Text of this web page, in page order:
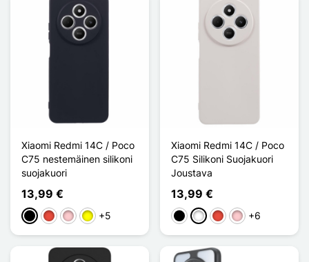
Xiaomi Redmi 14C / Poco
C75 nestemäinen silikoni
suojakuori
13,99 €
MustaPunainen
PinkkiKeltainen
+5
Xiaomi Redmi 14C / Poco
C75 Silikoni Suojakuori
Joustava
13,99 €
MustaValkoinen
Punainen
Pinkki
+6